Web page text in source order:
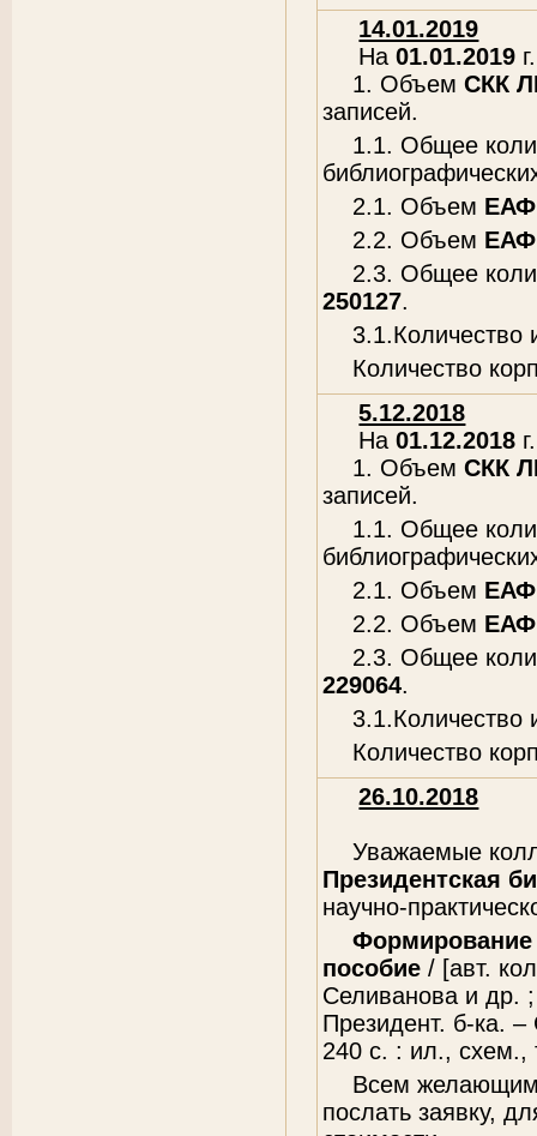
14.01.2019
На01.01.2019 г.
1. ОбъемСКК
записей.
1.1. Общее
2.1. Объем
2.2. Объем
2.3. Общее
250127.
3.1.Количество
Количество
5.12.2018
На01.12.2018 г.
1. ОбъемСКК
записей.
1.1. Общее
2.1. Объем
2.2. Объем
2.3. Общее
229064.
3.1.Количество
Количество
26.10.2018
Уважаемые
Президентская
научно-
Формирование
пособие / [авт.
Селиванова и др.
Президент. б-ка. –
240 с. : ил., схем.,
Всем желающим
послать заявку,